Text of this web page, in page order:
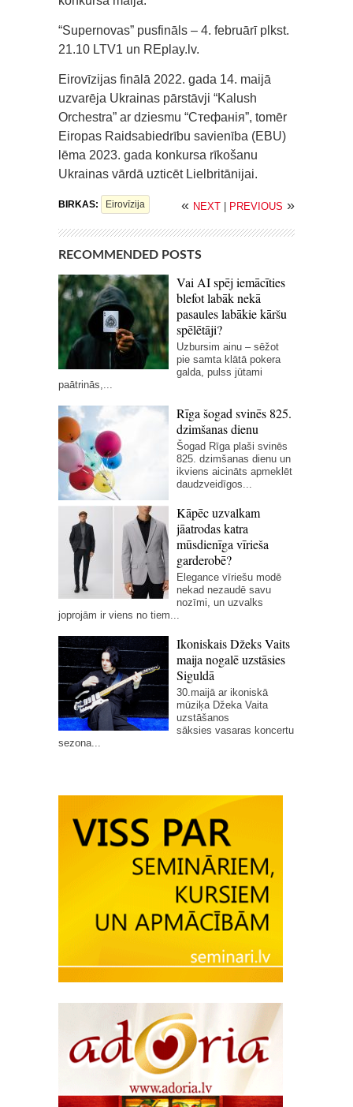
“Supernovas” pusfināls – 4. februārī plkst.
21.10 LTV1 un REplay.lv.
Eirovīzijas finālā 2022. gada 14. maijā
uzvarēja Ukrainas pārstāvji “Kalush
Orchestra” ar dziesmu “Стефанія”, tomēr
Eiropas Raidsabiedrību savienība (EBU)
lēma 2023. gada konkursa rīkošanu
Ukrainas vārdā uzticēt Lielbritānijai.
BIRKAS: Eirovīzija « NEXT | PREVIOUS »
RECOMMENDED POSTS
Vai AI spēj iemācīties
blefot labāk nekā
pasaules labākie kāršu
spēlētāji?
Uzbursim ainu – sēžot
pie samta klātā pokera
galda, pulss jūtami
paātrinās,...
Rīga šogad svinēs 825.
dzimšanas dienu
Šogad Rīga plaši svinēs
825. dzimšanas dienu un
ikviens aicināts apmeklēt
daudzveidīgos...
Kāpēc uzvalkam
jāatrodas katra
mūsdienīga vīrieša
garderobē?
Elegance vīriešu modē
nekad nezaudē savu
nozīmi, un uzvalks
joprojām ir viens no tiem...
Ikoniskais Džeks Vaits
maija nogalē uzstāsies
Siguldā
30.maijā ar ikoniskā
mūziķa Džeka Vaita
uzstāšanos
sāksies vasaras koncertu
sezona...